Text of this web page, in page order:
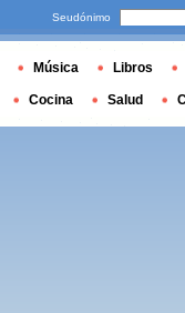
Seudónimo
Música Libros
Cocina Salud